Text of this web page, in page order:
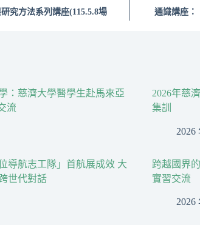
究方法系列講座(115.5.8場
通識講座：
：慈濟大學醫學生赴馬來亞
流
2026年慈
集訓
2026
導航志工隊」首航展成效 大
世代對話
跨越國界
實習交流
2026